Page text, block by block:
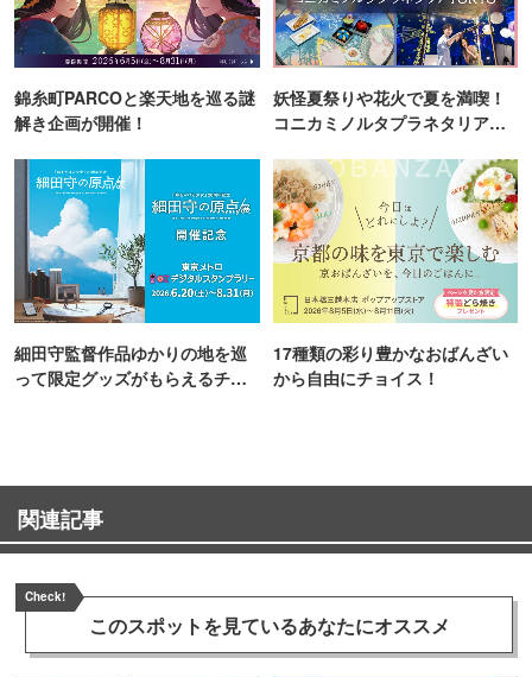
錦糸町PARCOと楽天地を巡る謎
解き企画が開催！
妖怪夏祭りや花火で夏を満喫！
コニカミノルタプラネタリア
細田守監督作品ゆかりの地を巡
って限定グッズがもらえるチャ
17種類の彩り豊かなおばんざい
から自由にチョイス！
関連記事
Check!
このスポットを見ているあなたにオススメ